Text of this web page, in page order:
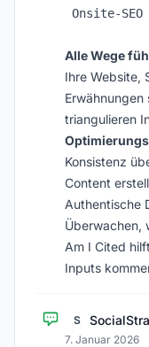
Onsite-
Alle Wege
Ihre Website,
Erwähnungen
triangulieren
Konsistenz
Content
Authentische
Überwachen,
Am I Cited
Inputs
S
7. Januar 2026